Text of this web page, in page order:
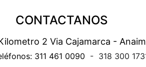
CONTACTANOS
2 Via Cajamarca -
311 461 0090 -  318 300